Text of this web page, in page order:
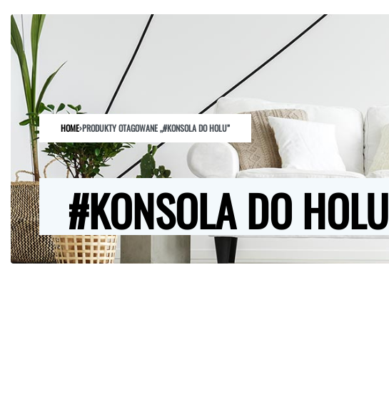
HOME SKLEP ARCHITEKCI
HOME›PRODUKTY OTAGOWANE „#KONSOLA DO HOLU”
#KONSOLA DO HOLU